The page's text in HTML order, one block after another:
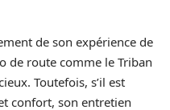
de son expérience de
de route comme le Triban
Toutefois, s’il est
confort, son entretien